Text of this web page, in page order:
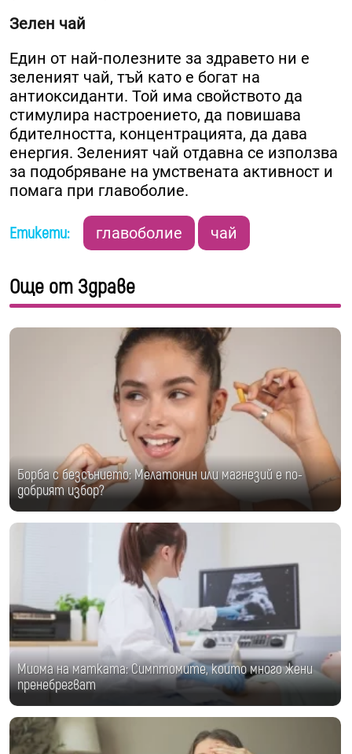
Зелен чай
Един от най-полезните за здравето ни е
зеленият чай, тъй като е богат на
антиоксиданти. Той има свойството да
стимулира настроението, да повишава
бдителността, концентрацията, да дава
енергия. Зеленият чай отдавна се използва
за подобряване на умствената активност и
помага при главоболие.
Етикети: главоболие чай
Още от Здраве
Борба с безсънието: Мелатонин или магнезий е по-
добрият избор?
Миома на матката: Симптомите, които много жени
пренебрегват